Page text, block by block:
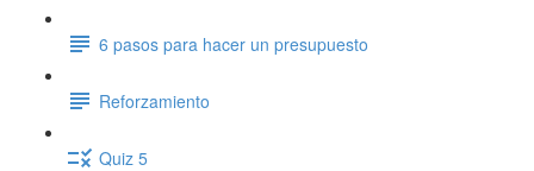
6 pasos para hacer un presupuesto
Reforzamiento
Quiz 5